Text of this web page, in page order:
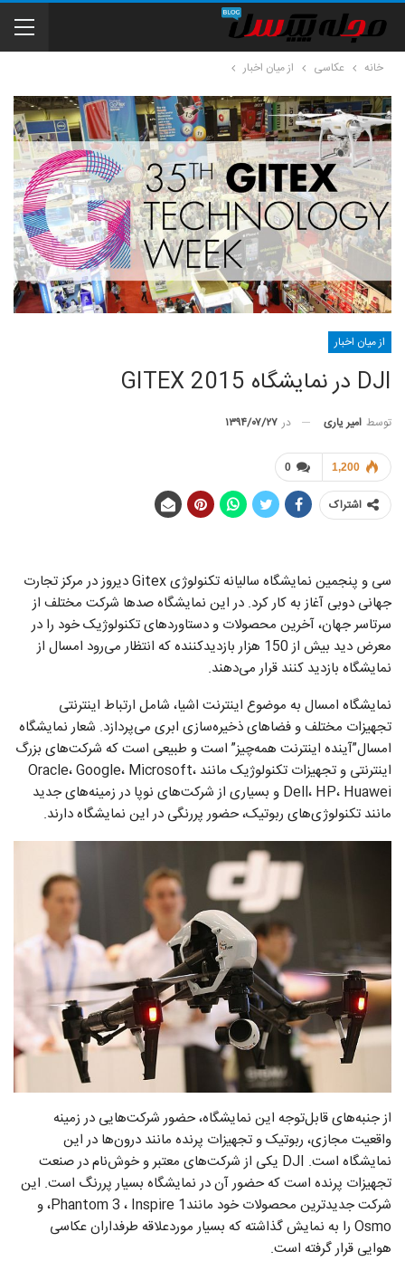
خانه عکاسی از میان اخبار
از میان اخبار
DJI در نمایشگاه GITEX 2015
توسط امیر یاری در ۱۳۹۴/۰۷/۲۷
0 1,200
اشتراک
سی و پنجمین نمایشگاه سالیانه تکنولوژی Gitex دیروز در مرکز تجارت
جهانی دوبی آغاز به کار کرد. در این نمایشگاه صدها شرکت مختلف از
سرتاسر جهان، آخرین محصولات و دستاوردهای تکنولوژیک خود را در
معرض دید بیش از 150 هزار بازدیدکننده که انتظار می‌رود امسال از
نمایشگاه بازدید کنند قرار می‌دهند.
نمایشگاه امسال به موضوع اینترنت اشیا، شامل ارتباط اینترنتی
تجهیزات مختلف و فضاهای ذخیره‌سازی ابری می‌پردازد. شعار نمایشگاه
امسال”آینده اینترنت همه‌چیز” است و طبیعی است که شرکت‌های بزرگ
اینترنتی و تجهیزات تکنولوژیک مانند Oracle، Google، Microsoft،
Dell، HP، Huawei و بسیاری از شرکت‌های نوپا در زمینه‌های جدید
مانند تکنولوژی‌های ربوتیک، حضور پررنگی در این نمایشگاه دارند.
از جنبه‌های قابل‌توجه این نمایشگاه، حضور شرکت‌هایی در زمینه
واقعیت مجازی، ربوتیک و تجهیزات پرنده مانند درون‌ها در این
نمایشگاه است. DJI یکی از شرکت‌های معتبر و خوش‌نام در صنعت
تجهیزات پرنده است که حضور آن در نمایشگاه بسیار پررنگ است. این
شرکت جدیدترین محصولات خود مانندPhantom 3 ، Inspire 1، و
Osmo را به نمایش گذاشته که بسیار موردعلاقه طرفداران عکاسی
هوایی قرار گرفته است.